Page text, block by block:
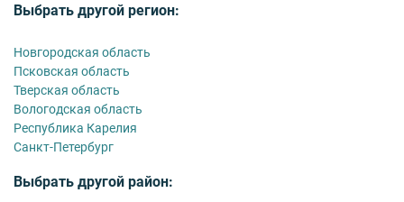
Выбрать другой регион:
Новгородская область
Псковская область
Тверская область
Вологодская область
Республика Карелия
Санкт-Петербург
Выбрать другой район: